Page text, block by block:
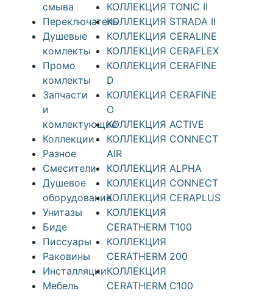
смыва
Переключатель
Душевые
комлекты
Промо
комлекты
Запчасти
и
комлектующие
Коллекции
Разное
Смесители
Душевое
оборудование
Унитазы
Биде
Писсуары
Раковины
Инсталляции
Мебель
КОЛЛЕКЦИЯ TONIC II
КОЛЛЕКЦИЯ STRADA II
КОЛЛЕКЦИЯ CERALINE
КОЛЛЕКЦИЯ CERAFLEX
КОЛЛЕКЦИЯ CERAFINE
D
КОЛЛЕКЦИЯ CERAFINE
O
КОЛЛЕКЦИЯ ACTIVE
КОЛЛЕКЦИЯ CONNECT
AIR
КОЛЛЕКЦИЯ ALPHA
КОЛЛЕКЦИЯ CONNECT
КОЛЛЕКЦИЯ CERAPLUS
КОЛЛЕКЦИЯ
CERATHERM T100
КОЛЛЕКЦИЯ
CERATHERM 200
КОЛЛЕКЦИЯ
CERATHERM C100